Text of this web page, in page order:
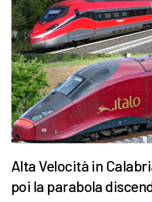
Alta Velocità in
poi la parabola